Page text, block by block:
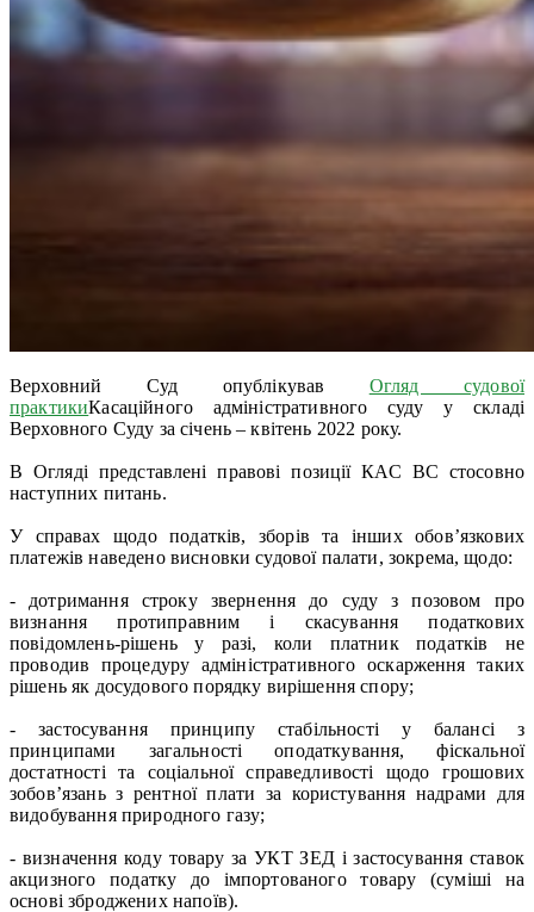
Верховний Суд опублікував Огляд судової
практикиКасаційного адміністративного суду у складі
Верховного Суду за січень – квітень 2022 року.
В Огляді представлені правові позиції КАС ВС стосовно
наступних питань.
У справах щодо податків, зборів та інших обов’язкових
платежів наведено висновки судової палати, зокрема, щодо:
- дотримання строку звернення до суду з позовом про
визнання протиправним і скасування податкових
повідомлень-рішень у разі, коли платник податків не
проводив процедуру адміністративного оскарження таких
рішень як досудового порядку вирішення спору;
- застосування принципу стабільності у балансі з
принципами загальності оподаткування, фіскальної
достатності та соціальної справедливості щодо грошових
зобов’язань з рентної плати за користування надрами для
видобування природного газу;
- визначення коду товару за УКТ ЗЕД і застосування ставок
акцизного податку до імпортованого товару (суміші на
основі зброджених напоїв).